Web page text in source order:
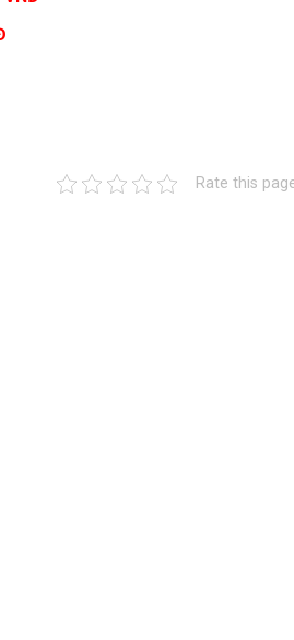
Rate this